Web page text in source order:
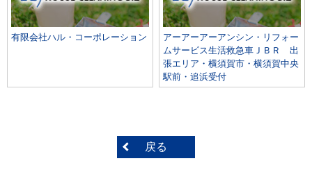
有限会社ハル・コーポレーション
アーアーアーアンシン・リフォー
ムサービス生活救急車ＪＢＲ 出
張エリア・横須賀市・横須賀中央
駅前・追浜受付
戻る